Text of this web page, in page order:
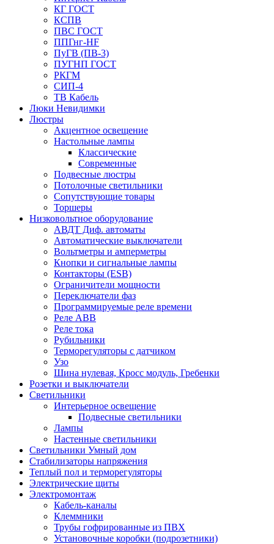
КГ ГОСТ
КСПВ
ПВС ГОСТ
ППГнг-HF
ПуГВ (ПВ-3)
ПУГНП ГОСТ
РКГМ
СИП-4
ТВ Кабель
Люки Невидимки
Люстры
Акцентное освещение
Настольные лампы
Классические
Современные
Подвесные люстры
Потолочные светильники
Сопутствующие товары
Торшеры
Низковольтное оборудование
АВДT Диф. автоматы
Автоматические выключатели
Вольтметры и амперметры
Кнопки и сигнальные лампы
Контакторы (ESB)
Ограничители мощности
Переключатели фаз
Программируемые реле времени
Реле ABB
Реле тока
Рубильники
Терморегуляторы с датчиком
Узо
Шина нулевая, Кросс модуль, Гребенки
Розетки и выключатели
Светильники
Интерьерное освещение
Подвесные светильники
Лампы
Настенные светильники
Светильники Умный дом
Стабилизаторы напряжения
Теплый пол и терморегуляторы
Электрические щиты
Электромонтаж
Кабель-каналы
Клеммники
Трубы гофрированные из ПВХ
Установочные коробки (подрозетники)